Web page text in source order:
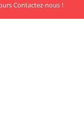
Contactez-nous !